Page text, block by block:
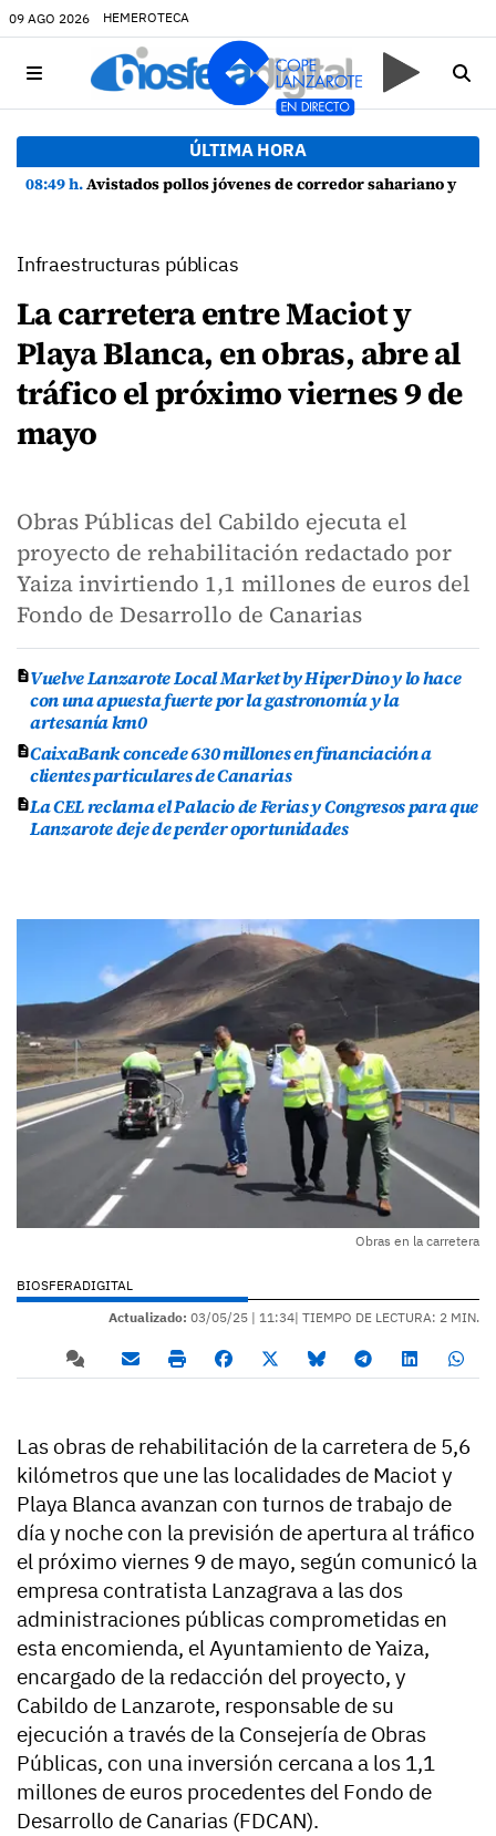
09 AGO 2026 HEMEROTECA
ÚLTIMA HORA
08:49 h.Avistados pollos jóvenes de corredor sahariano y episodios de cortejo de hubara cerca del rally de Lanzarote
Infraestructuras públicas
La carretera entre Maciot y
Playa Blanca, en obras, abre al
tráfico el próximo viernes 9 de
mayo
Obras Públicas del Cabildo ejecuta el
proyecto de rehabilitación redactado por
Yaiza invirtiendo 1,1 millones de euros del
Fondo de Desarrollo de Canarias
Vuelve Lanzarote Local Market by HiperDino y lo hace
con una apuesta fuerte por la gastronomía y la
artesanía km0
CaixaBank concede 630 millones en financiación a
clientes particulares de Canarias
La CEL reclama el Palacio de Ferias y Congresos para que
Lanzarote deje de perder oportunidades
Obras en la carretera
BIOSFERADIGITAL
Actualizado: 03/05/25 | 11:34| TIEMPO DE LECTURA: 2 MIN.
Las obras de rehabilitación de la carretera de 5,6
kilómetros que une las localidades de Maciot y
Playa Blanca avanzan con turnos de trabajo de
día y noche con la previsión de apertura al tráfico
el próximo viernes 9 de mayo, según comunicó la
empresa contratista Lanzagrava a las dos
administraciones públicas comprometidas en
esta encomienda, el Ayuntamiento de Yaiza,
encargado de la redacción del proyecto, y
Cabildo de Lanzarote, responsable de su
ejecución a través de la Consejería de Obras
Públicas, con una inversión cercana a los 1,1
millones de euros procedentes del Fondo de
Desarrollo de Canarias (FDCAN).